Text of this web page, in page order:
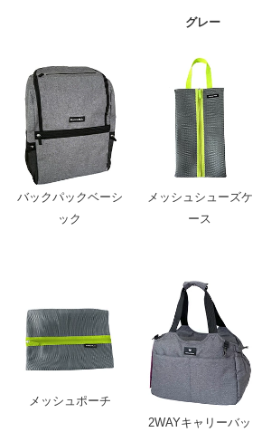
グレー
バックパックベーシ
ック
メッシュシューズケ
ース
メッシュポーチ
2WAYキャリーバッ